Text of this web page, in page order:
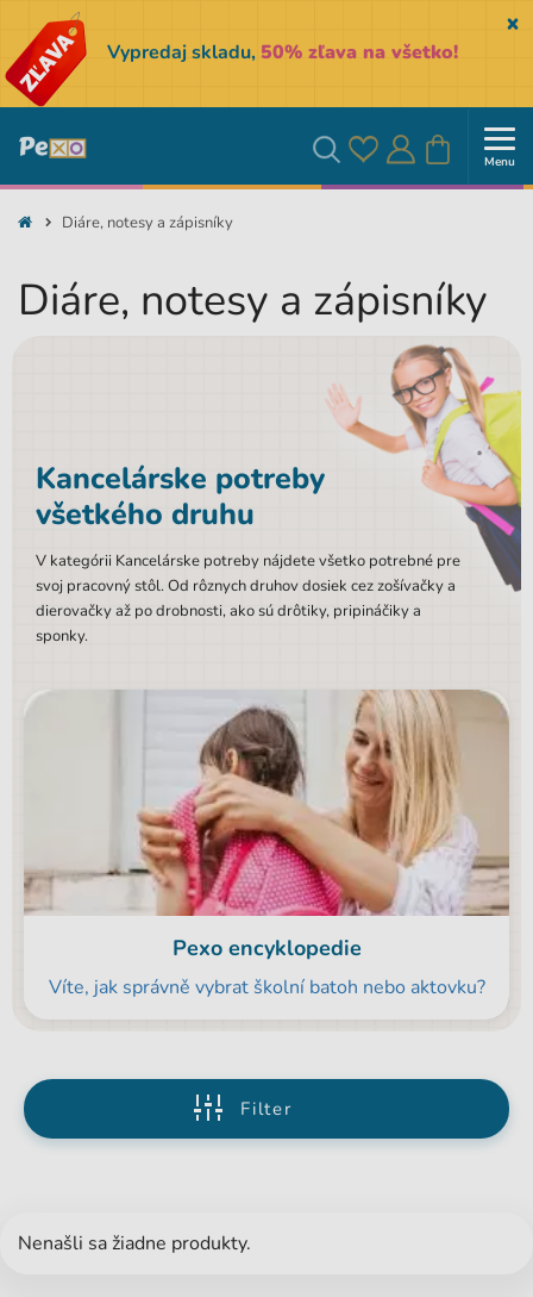
Vypredaj skladu, 50% zľava na všetko!
Vyhľadávanie
Obľúbené
Prihlásiť
Košík Menu
Diáre, notesy a zápisníky
Diáre, notesy a zápisníky
Kancelárske potreby
všetkého druhu
V kategórii Kancelárske potreby nájdete všetko potrebné pre
svoj pracovný stôl. Od rôznych druhov dosiek cez zošívačky a
dierovačky až po drobnosti, ako sú drôtiky, pripináčiky a
sponky.
Pexo encyklopedie
Víte, jak správně vybrat školní batoh nebo aktovku?
Filter
Nenašli sa žiadne produkty.